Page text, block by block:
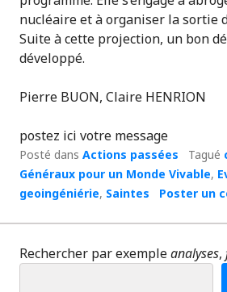
nucléaire et à organiser la sortie
Suite à cette projection, un bon
développé.
Pierre BUON, Claire HENRION
postez ici votre message
Posté dans Actions passées Tagué
Généraux pour un Monde Vivable,
geoingéniérie, Saintes Poster un
Rechercher par exempleanalyses,